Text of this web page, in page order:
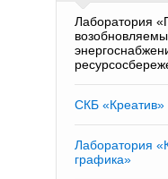
Лаборатория
СКБ «Креатив»
Лаборатория
графика»